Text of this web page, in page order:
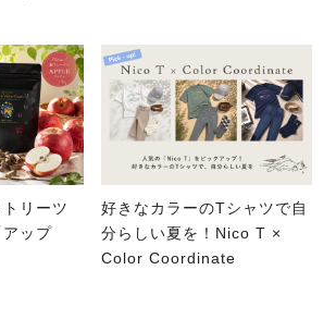
リーツ
ップ
好きなカラーのTシャツで自
分らしい夏を！Nico T ×
Color Coordinate